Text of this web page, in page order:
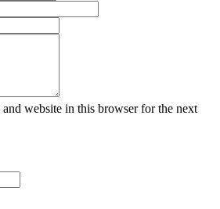
and website in this browser for the next